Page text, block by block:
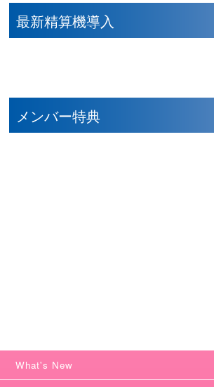
最新精算機導入
メンバー特典
What's New